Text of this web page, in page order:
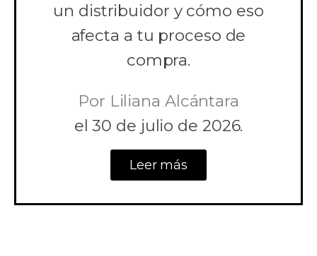
un distribuidor y cómo eso
afecta a tu proceso de
compra.
Por Liliana Alcántara
el 30 de julio de 2026.
Leer más